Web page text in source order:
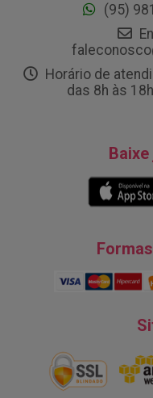
(95)
Horário de
das 8h às